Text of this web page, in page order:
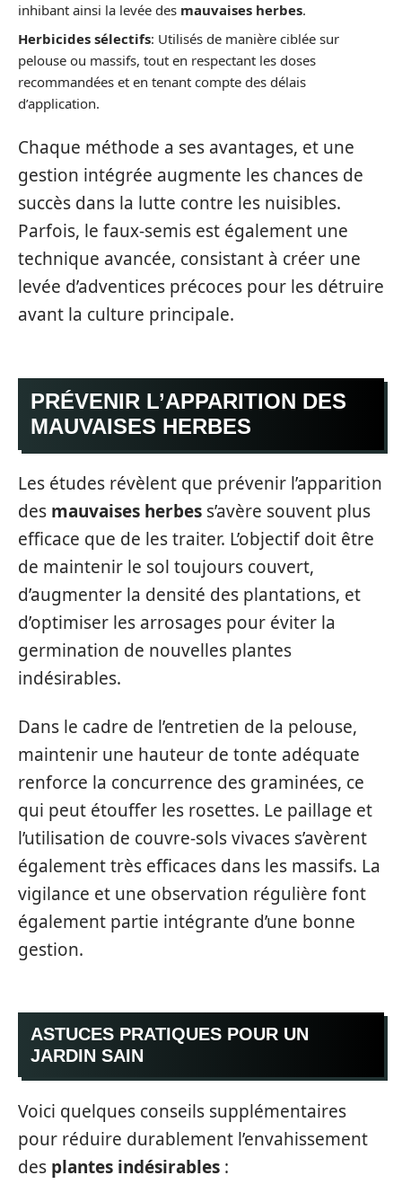
inhibant ainsi la levée des mauvaises herbes.
Herbicides sélectifs: Utilisés de manière ciblée sur
pelouse ou massifs, tout en respectant les doses
recommandées et en tenant compte des délais
d’application.
Chaque méthode a ses avantages, et une
gestion intégrée augmente les chances de
succès dans la lutte contre les nuisibles.
Parfois, le faux-semis est également une
technique avancée, consistant à créer une
levée d’adventices précoces pour les détruire
avant la culture principale.
PRÉVENIR L’APPARITION DES
MAUVAISES HERBES
Les études révèlent que prévenir l’apparition
des mauvaises herbes s’avère souvent plus
efficace que de les traiter. L’objectif doit être
de maintenir le sol toujours couvert,
d’augmenter la densité des plantations, et
d’optimiser les arrosages pour éviter la
germination de nouvelles plantes
indésirables.
Dans le cadre de l’entretien de la pelouse,
maintenir une hauteur de tonte adéquate
renforce la concurrence des graminées, ce
qui peut étouffer les rosettes. Le paillage et
l’utilisation de couvre-sols vivaces s’avèrent
également très efficaces dans les massifs. La
vigilance et une observation régulière font
également partie intégrante d’une bonne
gestion.
ASTUCES PRATIQUES POUR UN
JARDIN SAIN
Voici quelques conseils supplémentaires
pour réduire durablement l’envahissement
des plantes indésirables :